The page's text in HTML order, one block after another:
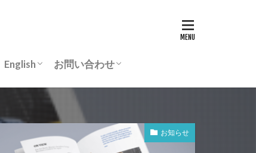
English
Chairman’s greeting
ASCON-IEEChE
お問い合わせ
入会案内
よくあるご質問
事務所所在地
個人情報保護規程
お知らせ